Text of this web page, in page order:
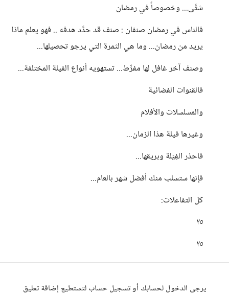
شتَّى... وخصوصاً في رمضان
فالناس في رمضان صنفان : صنف قد حدَّد هدفه .. فهو يعلم ماذا
يريد من رمضان... وما هي الثمرة التي يرجو تحصيلها...
وصنف آخر غافل لها مفرِّط... تستهويه أنواع الفيلة المختلفة...
فالقنوات الفضائية
والمسلسلات والأفلام
وغيرها فيلة هذا الزمان...
فاحذر الفِيَلة وبريقها...
فإنها ستسلب منك أفضل شهر بالعام...
كل التفاعلات:
٢٥
٢٥
يرجى الدخول لحسابك أو تسجيل حساب لتستطيع إضافة تعليق